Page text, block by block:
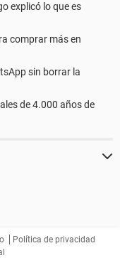
explicó lo que es
comprar más en
sin borrar la
de 4.000 años de
Política de privacidad